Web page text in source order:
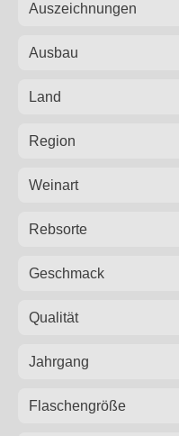
Auszeichnungen
Ausbau
Land
Region
Weinart
Rebsorte
Geschmack
Qualität
Jahrgang
Flaschengröße